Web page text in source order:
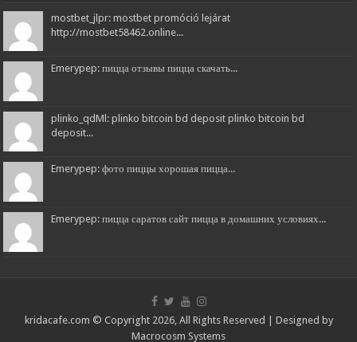
mostbet_jlpr: mostbet promóció lejárat
http://mostbet58462.online...
Emerypep: пицца отзывы пицца скачать...
plinko_qdMl: plinko bitcoin bd deposit plinko bitcoin bd
deposit...
Emerypep: фото пиццы хорошая пицца...
Emerypep: пицца саратов сайт пицца в домашних условиях...
kridacafe.com © Copyright 2026, All Rights Reserved | Designed by
Macrocosm Systems